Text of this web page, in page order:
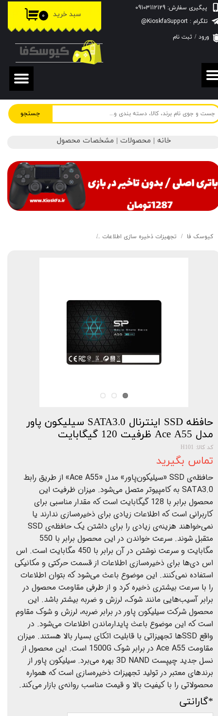
جستجو
پیگیری سفارش: 09103112129
۰ سبد خرید
ورود / ثبت نام
حساب کاربری من
تغییر گذر واژه
سفارشات
خروج از حساب کاربری
تلگرام : KioskfaSupport@
خانه | محصولات | مشخصات محصول
کیوسک‌ فا تجهیزات ذخیره سازی اطلاعات
حافظه SSD اینترنال SATA3.0 سیلیکون پاور
مدل Ace A55 ظرفیت 120 گیگابایت
کد کالا: H101
تماس بگیرید
حافظه‌ی SSD «سیلیکون‌پاور» مدل «Ace A55» از طریق رابط
SATA3.0 به کامپیوتر متصل می‌شود. میزان ظرفیت این
محصول برابر با 128 گیگابایت است که مقدار مناسبی برای
کاربرانی‌ است که اطلاعات زیادی برای ذخیره‌سازی ندارند یا
نمی‌خواهند هزینه‌ی زیادی را برای داشتن یک حافظه‌ی SSD
متقبل شوند. سرعت خواندن در این محصول برابر با 550
مگابایت و سرعت نوشتن در آن برابر با 450 مگابایت است. اس
اس دی‌ها برای ذخیره‌سازی اطلاعات از قسمت حرکتی و مکانیکی
استفاده نمی‌کنند. این موضوع باعث می‌شود که بتوان اطلاعات
را با سرعت بیشتری ذخیره‌ کرد و از طرفی مقاومت محصول در
برابر آسیب‌هایی مانند شوک، لرزش و ضربه بیشتر باشد. این
محصول شرکت سیلیکون پاور در برابر ضربه، لرزش و شوک مقاوم
است که این موضوع باعث پایدارماندن اطلاعات می‌شود. در
واقع SSDها تجهیزاتی با قابلیت اتکای بسیار بالا هستند. میزان
مقاومت Ace A55 در برابر شوک 1500G است. این محصول از
نسل جدید چیپست 3D NAND بهره می‌برد. سیلیکون پاور از
برندهای معتبر در تولید تجهیزات ذخیره‌سازی است که همواره
محصولاتی را با کیفیت بالا و قیمت مناسب روانه‌ی بازار می‌کند.
*گارانتی